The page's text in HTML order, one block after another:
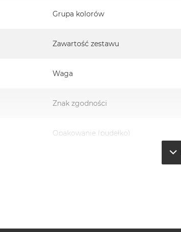
Grupa kolorów
Zawartość zestawu
Waga
Znak zgodności
Opakowanie (pudełko)